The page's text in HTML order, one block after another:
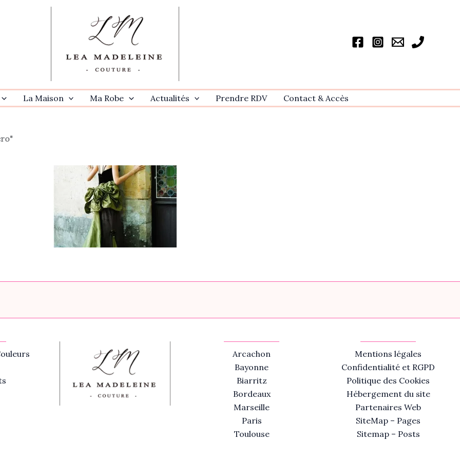
La Maison Ma Robe Actualités Prendre RDV Contact & Accѐs
Arcachon
Bayonne
Biarritz
Bordeaux
Marseille
Paris
Toulouse
Mentions légales
Confidentialité et RGPD
Politique des Cookies
Hébergement du site
Partenaires Web
SiteMap – Pages
Sitemap – Posts